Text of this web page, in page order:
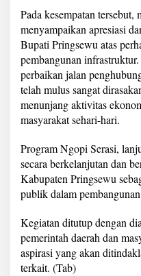
Pada kesempatan tersebut,
menyampaikan apresiasi
Bupati Pringsewu atas
pembangunan
perbaikan jalan
telah mulus sangat
menunjang aktivitas
masyarakat sehari-hari.
Program Ngopi Serasi,
secara berkelanjutan dan
Kabupaten Pringsewu
publik dalam
Kegiatan ditutup dengan
pemerintah daerah dan
aspirasi yang akan
terkait. (Tab)